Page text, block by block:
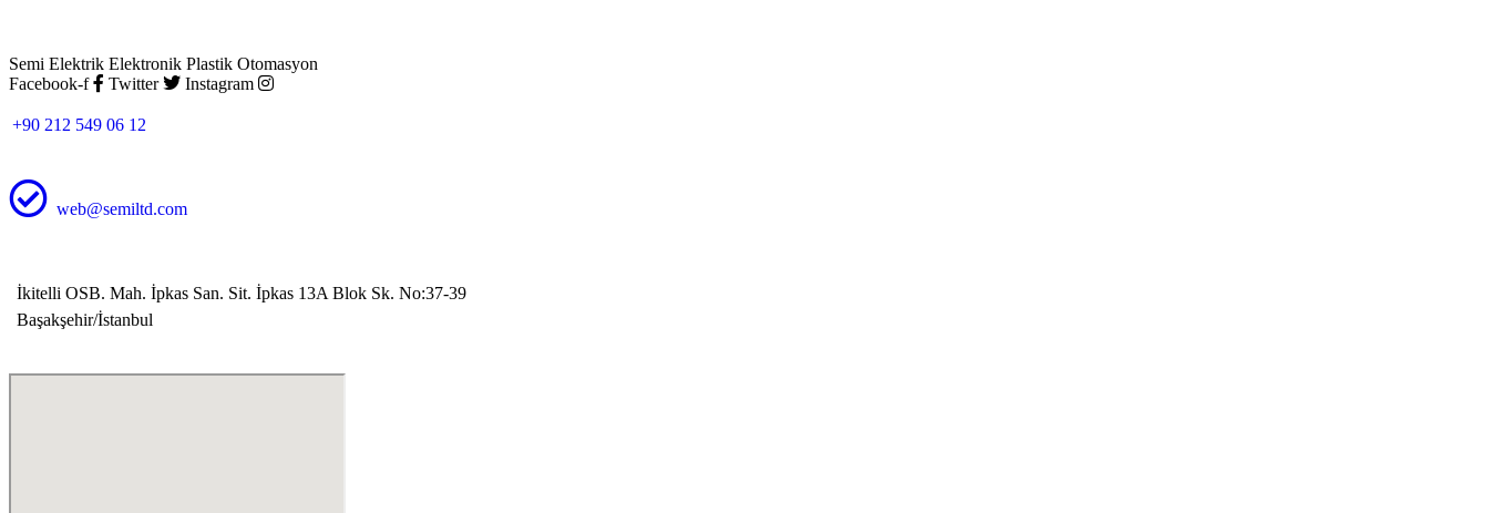
Semi Elektrik Elektronik Plastik Otomasyon
Facebook-f
Twitter Instagram
+90 212 549 06 12
web@semiltd.com
İkitelli OSB. Mah. İpkas San. Sit. İpkas 13A Blok Sk. No:37-39
Başakşehir/İstanbul